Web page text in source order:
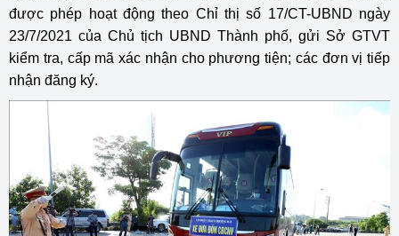
được phép hoạt động theo Chỉ thị số 17/CT-UBND ngày
23/7/2021 của Chủ tịch UBND Thành phố, gửi Sở GTVT
kiểm tra, cấp mã xác nhận cho phương tiện; các đơn vị tiếp
nhận đăng ký.